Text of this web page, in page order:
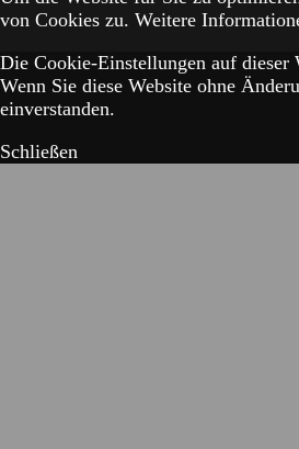
von Cookies zu. Weitere
Die Cookie-Einstellungen auf dieser
Wenn Sie diese Website ohne
einverstanden.
Schließen